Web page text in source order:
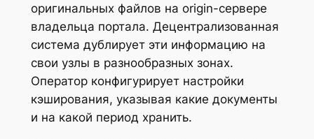
оригинальных файлов на origin-сервере
владельца портала. Децентрализованная
система дублирует эти информацию на
свои узлы в разнообразных зонах.
Оператор конфигурирует настройки
кэширования, указывая какие документы
и на какой период хранить.